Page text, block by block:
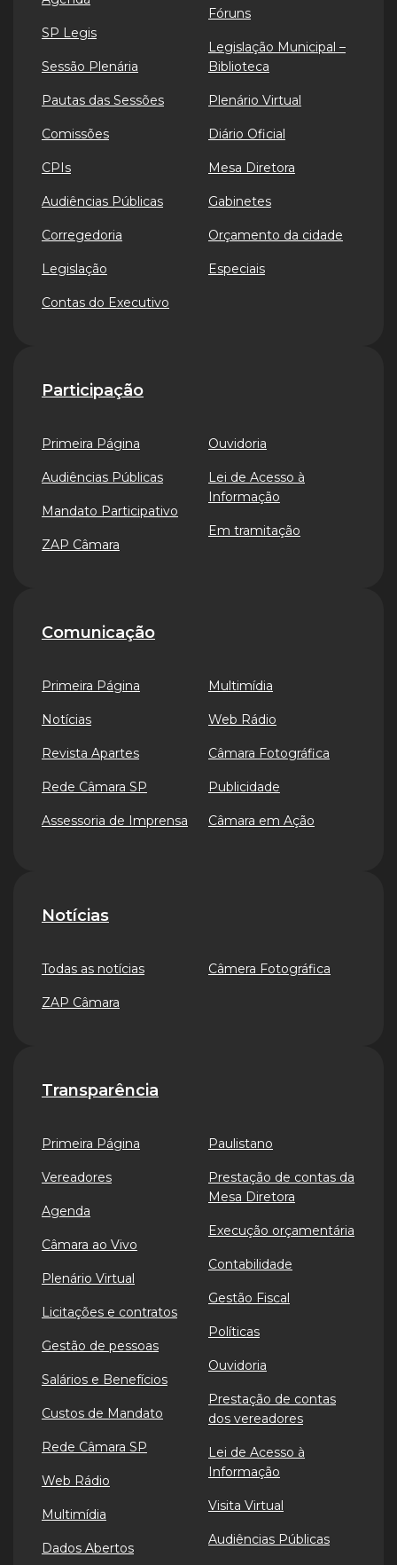
SP Legis
Sessão Plenária
Pautas das Sessões
Comissões
CPIs
Audiências Públicas
Corregedoria
Legislação
Contas do Executivo
Fóruns
Legislação Municipal –
Biblioteca
Plenário Virtual
Diário Oficial
Mesa Diretora
Gabinetes
Orçamento da cidade
Especiais
Participação
Primeira Página
Audiências Públicas
Mandato Participativo
ZAP Câmara
Ouvidoria
Lei de Acesso à
Informação
Em tramitação
Comunicação
Primeira Página
Notícias
Revista Apartes
Rede Câmara SP
Assessoria de Imprensa
Multimídia
Web Rádio
Câmara Fotográfica
Publicidade
Câmara em Ação
Notícias
Todas as notícias
ZAP Câmara
Câmera Fotográfica
Transparência
Primeira Página
Vereadores
Agenda
Câmara ao Vivo
Plenário Virtual
Licitações e contratos
Gestão de pessoas
Salários e Benefícios
Custos de Mandato
Rede Câmara SP
Web Rádio
Multimídia
Dados Abertos
Paulistano
Prestação de contas da
Mesa Diretora
Execução orçamentária
Contabilidade
Gestão Fiscal
Políticas
Ouvidoria
Prestação de contas
dos vereadores
Lei de Acesso à
Informação
Visita Virtual
Audiências Públicas